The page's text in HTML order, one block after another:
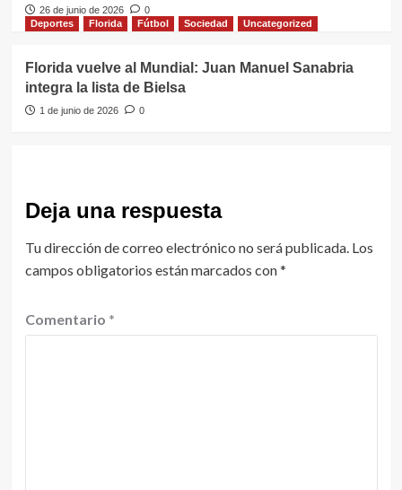
26 de junio de 2026
0
Deportes
Florida Fútbol Sociedad Uncategorized
Florida vuelve al Mundial: Juan Manuel Sanabria
integra la lista de Bielsa
1 de junio de 2026 0
Deja una respuesta
Tu dirección de correo electrónico no será publicada. Los
campos obligatorios están marcados con*
Comentario *